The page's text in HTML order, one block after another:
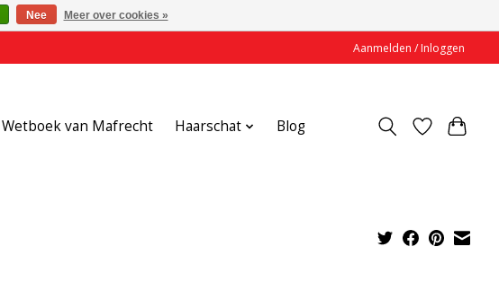
Aanmelden / Inloggen
Wetboek van Mafrecht Haarschat Blog
Nee Meer over cookies »